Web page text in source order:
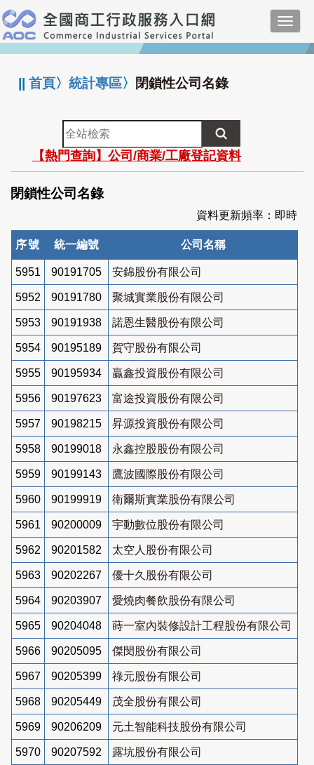
跳
到
主
要
:::
||首頁〉統計專區〉 閉鎖性公司名錄
全
站
檢
索
【熱門查詢】公司/商業/工廠登記資料
閉鎖性公司名錄
資料更新頻率：即時
序號 統一編號 公司名稱
5951 90191705 安錦股份有限公司
5952 90191780 聚城實業股份有限公司
5953 90191938 諾恩生醫股份有限公司
5954 90195189 賀守股份有限公司
5955 90195934 贏鑫投資股份有限公司
5956 90197623 富途投資股份有限公司
5957 90198215 昇源投資股份有限公司
5958 90199018 永鑫控股股份有限公司
5959 90199143 鷹波國際股份有限公司
5960 90199919 衛爾斯實業股份有限公司
5961 90200009 宇動數位股份有限公司
5962 90201582 太空人股份有限公司
5963 90202267 優十久股份有限公司
5964 90203907 愛燒肉餐飲股份有限公司
5965 90204048 蒔一室內裝修設計工程股份有限公司
5966 90205095 傑閔股份有限公司
5967 90205399 祿元股份有限公司
5968 90205449 茂全股份有限公司
5969 90206209 元土智能科技股份有限公司
5970 90207592 露坑股份有限公司